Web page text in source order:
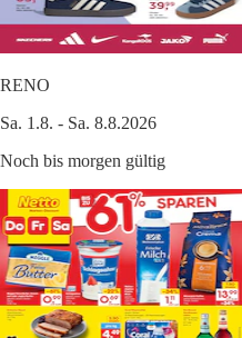
RENO
Sa. 1.8. - Sa. 8.8.2026
Noch bis morgen gültig